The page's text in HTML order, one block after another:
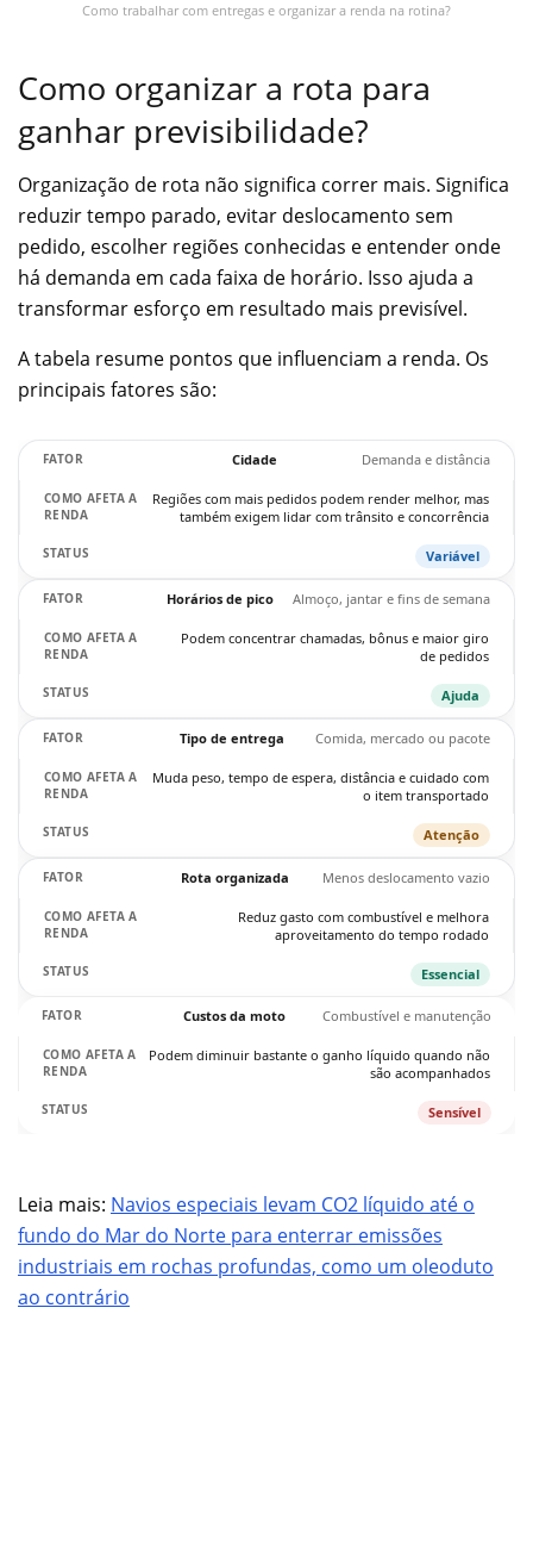
Como trabalhar com entregas e organizar a renda na rotina?
Como organizar a rota para
ganhar previsibilidade?
Organização de rota não significa correr mais. Significa
reduzir tempo parado, evitar deslocamento sem
pedido, escolher regiões conhecidas e entender onde
há demanda em cada faixa de horário. Isso ajuda a
transformar esforço em resultado mais previsível.
A tabela resume pontos que influenciam a renda. Os
principais fatores são:
Cidade Demanda e distância
Regiões com mais pedidos podem render melhor, mas
também exigem lidar com trânsito e concorrência
Variável
Horários de pico Almoço, jantar e fins de semana
Podem concentrar chamadas, bônus e maior giro
de pedidos
Ajuda
Tipo de entrega Comida, mercado ou pacote
Muda peso, tempo de espera, distância e cuidado com
o item transportado
Atenção
Rota organizada Menos deslocamento vazio
Reduz gasto com combustível e melhora
aproveitamento do tempo rodado
Essencial
Custos da moto Combustível e manutenção
Podem diminuir bastante o ganho líquido quando não
são acompanhados
Sensível
Leia mais: Navios especiais levam CO2 líquido até o
fundo do Mar do Norte para enterrar emissões
industriais em rochas profundas, como um oleoduto
ao contrário